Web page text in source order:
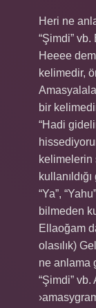
Heri ne
“Şimdi” vb.
Heeee
kelimedir,
bir
“Hadi
kelimelerin
“Ya”,
bilmeden
Ellaoğam
olasılık)
ne anlama
“Şimdi”